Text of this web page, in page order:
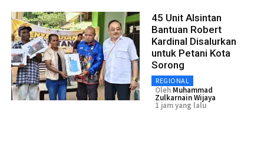
45 Unit Alsintan
Bantuan Robert
Kardinal Disalurkan
untuk Petani Kota
Sorong
REGIONAL
Oleh Muhammad
Zulkarnain Wijaya
1 jam yang lalu